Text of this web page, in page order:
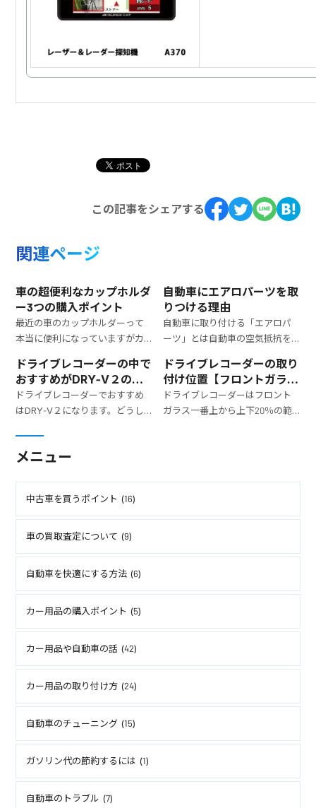
この記事をシェアする
関連ページ
車の超便利なカップホルダ
ー3つの購入ポイント
最近の車のカップホルダーって
本当に便利になっていますがカ
のだから結構、便利に使えるも
のを買うようにしています。
自動車にエアロパーツを取
りつける理由
自動車に取り付ける「エアロパ
ーツ」とは自動車の空気抵抗を
体の浮き上がりを抑えるという
目的で取り付けられることが多
かった部品です。
ドライブレコーダーの中で
おすすめがDRY-V２の理
由
ドライブレコーダーでおすすめ
はDRY-V２になります。どうし
もにドライブレコーダーの必要
ドライブレコーダーの取り
付け位置【フロントガラス
につけるには？】
ドライブレコーダーはフロント
ガラス一番上から上下20％の範
れた場所に取り付けるのが良い
メニュー
中古車を買うポイント (16)
車の買取査定について (9)
自動車を快適にする方法 (6)
カー用品の購入ポイント (5)
カー用品や自動車の話 (42)
カー用品の取り付け方 (24)
自動車のチューニング (15)
ガソリン代の節約するには (1)
自動車のトラブル (7)